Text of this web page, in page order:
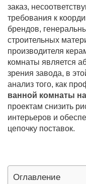
заказ,
требования к
брендов,
строительных
производителя
комнаты является
зрения завода, в
анализ того, как
ванной комнаты на
проектам снизить
интерьеров и
цепочку поставок.
Оглавление